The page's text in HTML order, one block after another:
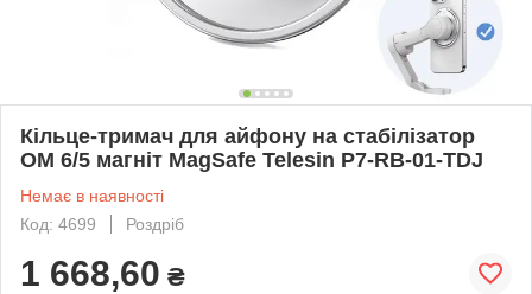
Кільце-тримач для айфону на стабілізатор
OM 6/5 магніт MagSafe Telesin P7-RB-01-TDJ
Немає в наявності
Код: 4699
Роздріб
1 668,60 ₴